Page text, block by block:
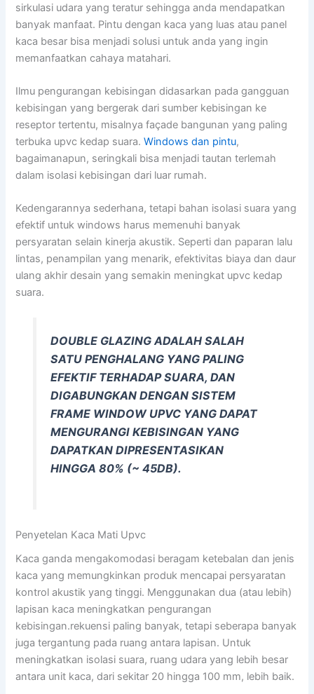
sirkulasi udara yang teratur sehingga anda mendapatkan
banyak manfaat. Pintu dengan kaca yang luas atau panel
kaca besar bisa menjadi solusi untuk anda yang ingin
memanfaatkan cahaya matahari.
Ilmu pengurangan kebisingan didasarkan pada gangguan
kebisingan yang bergerak dari sumber kebisingan ke
reseptor tertentu, misalnya façade bangunan yang paling
terbuka upvc kedap suara.Windows dan pintu,
bagaimanapun, seringkali bisa menjadi tautan terlemah
dalam isolasi kebisingan dari luar rumah.
Kedengarannya sederhana, tetapi bahan isolasi suara yang
efektif untuk windows harus memenuhi banyak
persyaratan selain kinerja akustik. Seperti dan paparan lalu
lintas, penampilan yang menarik, efektivitas biaya dan daur
ulang akhir desain yang semakin meningkat upvc kedap
suara.
DOUBLE GLAZING ADALAH SALAH
SATU PENGHALANG YANG PALING
EFEKTIF TERHADAP SUARA, DAN
DIGABUNGKAN DENGAN SISTEM
FRAME WINDOW UPVC YANG DAPAT
MENGURANGI KEBISINGAN YANG
DAPATKAN DIPRESENTASIKAN
HINGGA 80% (~ 45DB).
Penyetelan Kaca Mati Upvc
Kaca ganda mengakomodasi beragam ketebalan dan jenis
kaca yang memungkinkan produk mencapai persyaratan
kontrol akustik yang tinggi. Menggunakan dua (atau lebih)
lapisan kaca meningkatkan pengurangan
kebisingan.rekuensi paling banyak, tetapi seberapa banyak
juga tergantung pada ruang antara lapisan. Untuk
meningkatkan isolasi suara, ruang udara yang lebih besar
antara unit kaca, dari sekitar 20 hingga 100 mm, lebih baik.